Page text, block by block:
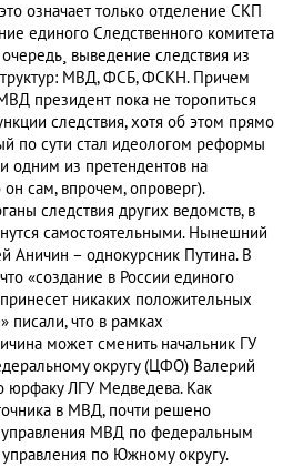
означает только отделение СКП
единого Следственного комитета
выведение следствия из
МВД, ФСБ, ФСКН. Причем
президент пока не торопиться
следствия, хотя об этом прямо
по сути стал идеологом реформы
одним из претендентов на
сам, впрочем, опроверг).
следствия других ведомств, в
самостоятельными. Нынешний
Аничин – однокурсник Путина. В
«создание в России единого
никаких положительных
писали, что в рамках
может сменить начальник ГУ
округу (ЦФО) Валерий
юрфаку ЛГУ Медведева. Как
в МВД, почти решено
управления МВД по федеральным
по Южному округу.